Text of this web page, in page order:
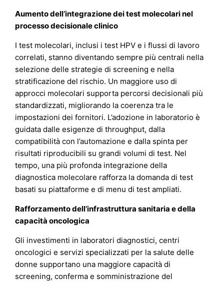
Aumento dell’integrazione dei test molecolari nel
processo decisionale clinico
I test molecolari, inclusi i test HPV e i flussi di lavoro
correlati, stanno diventando sempre più centrali nella
selezione delle strategie di screening e nella
stratificazione del rischio. Un maggiore uso di
approcci molecolari supporta percorsi decisionali più
standardizzati, migliorando la coerenza tra le
impostazioni dei fornitori. L’adozione in laboratorio è
guidata dalle esigenze di throughput, dalla
compatibilità con l’automazione e dalla spinta per
risultati riproducibili su grandi volumi di test. Nel
tempo, una più profonda integrazione della
diagnostica molecolare rafforza la domanda di test
basati su piattaforme e di menu di test ampliati.
Rafforzamento dell’infrastruttura sanitaria e della
capacità oncologica
Gli investimenti in laboratori diagnostici, centri
oncologici e servizi specializzati per la salute delle
donne supportano una maggiore capacità di
screening, conferma e somministrazione del